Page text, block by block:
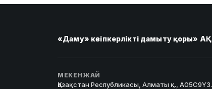
«Даму» кәсіпкерлікті дамыту қоры» АҚ
МЕКЕНЖАЙ
Қазақстан Республикасы, Алматы қ., A05C9Y3.